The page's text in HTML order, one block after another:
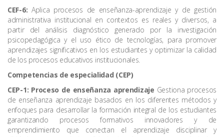
CEF-6:Aplica procesos de enseñanza-aprendizaje y de gestión
administrativa institucional en contextos es reales y diversos, a
partir del análisis diagnóstico generado por la investigación
psicopedagógica y el uso ético de tecnologías, para promover
aprendizajes significativos en los estudiantes y optimizar la calidad
de los procesos educativos institucionales.
Competencias de especialidad (CEP)
CEP-1: Proceso de enseñanza aprendizaje Gestiona procesos
de enseñanza aprendizaje basados en los diferentes métodos y
enfoques para desarrollar la formación integral de los estudiantes
garantizando procesos formativos innovadores y de
emprendimiento que conectan el aprendizaje disciplinar y